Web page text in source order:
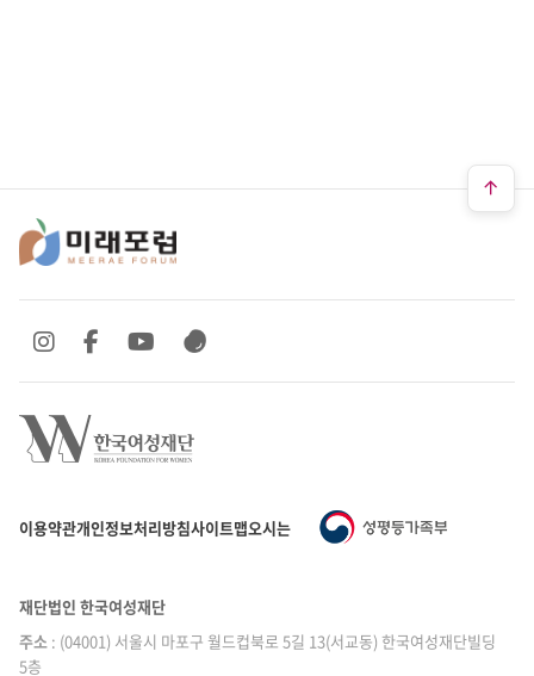
이용약관개인정보처리방침사이트맵오시는 길
SNS 바로가기
SNS 바로가기SNS 바로가기
SNS 바로가기
재단법인 한국여성재단
주소 : (04001) 서울시 마포구 월드컵북로 5길 13(서교동) 한국여성재단빌딩
5층